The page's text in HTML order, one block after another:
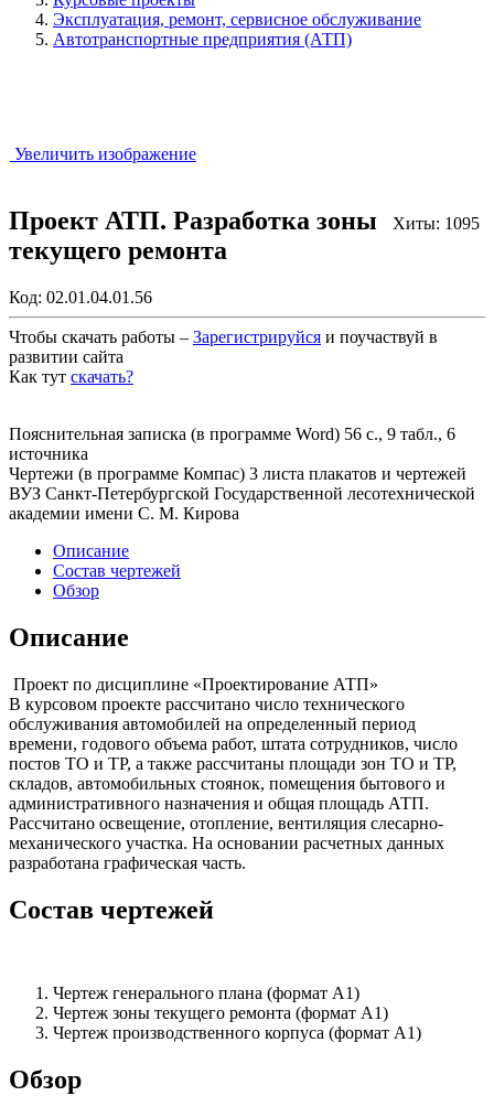
Эксплуатация, ремонт, сервисное обслуживание
Автотранспортные предприятия (АТП)
Увеличить изображение
Хиты: 1095
Проект АТП. Разработка зоны
текущего ремонта
Код: 02.01.04.01.56
Чтобы скачать работы – Зарегистрируйся и поучаствуй в
развитии сайта
Как тут скачать?
Пояснительная записка (в программе Word) 56 с., 9 табл., 6
источника
Чертежи (в программе Компас) 3 листа плакатов и чертежей
ВУЗ Санкт-Петербургской Государственной лесотехнической
академии имени С. М. Кирова
Описание
Состав чертежей
Обзор
Описание
Проект по дисциплине «Проектирование АТП»
В курсовом проекте рассчитано число технического
обслуживания автомобилей на определенный период
времени, годового объема работ, штата сотрудников, число
постов ТО и ТР, а также рассчитаны площади зон ТО и ТР,
складов, автомобильных стоянок, помещения бытового и
административного назначения и общая площадь АТП.
Рассчитано освещение, отопление, вентиляция слесарно-
механического участка. На основании расчетных данных
разработана графическая часть.
Состав чертежей
Чертеж генерального плана (формат А1)
Чертеж зоны текущего ремонта (формат А1)
Чертеж производственного корпуса (формат А1)
Обзор